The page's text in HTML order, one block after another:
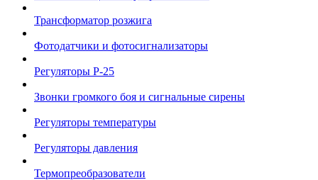
Трансформатор розжига
Фотодатчики и фотосигнализаторы
Регуляторы Р-25
Звонки громкого боя и сигнальные сирены
Регуляторы температуры
Регуляторы давления
Термопреобразователи